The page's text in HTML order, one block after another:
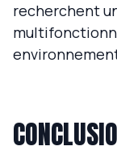
recherchent